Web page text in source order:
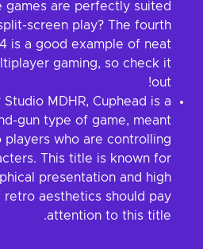
games are perfectly suited
screen play? The fourth
is a good example of neat
gaming, so check it
out!
Studio MDHR, Cuphead is a
gun type of game, meant
who are controlling
This title is known for
presentation and high
retro aesthetics should pay
attention to this title.